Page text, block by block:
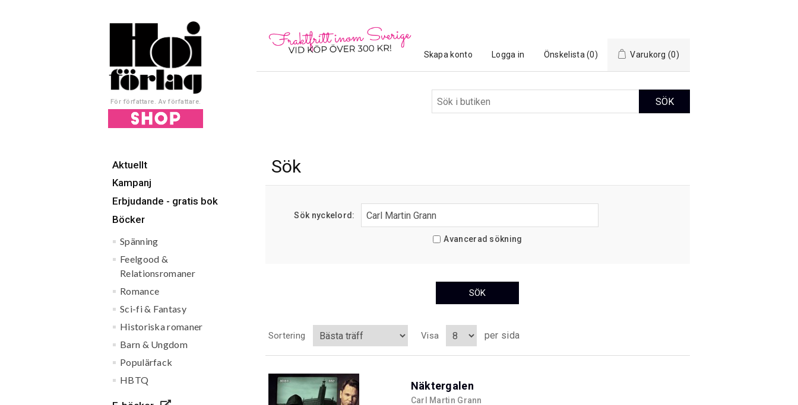
För författare. Av författare.
Skapa konto Logga in Önskelista (0) Varukorg (0)
Aktuellt
Kampanj
Erbjudande - gratis bok
Böcker
Spänning
Feelgood &
Relationsromaner
Romance
Sci-fi & Fantasy
Historiska romaner
Barn & Ungdom
Populärfack
HBTQ
Sök
Sök nyckelord:
Avancerad sökning
Sortering Visa per sida
Näktergalen
Carl Martin Grann